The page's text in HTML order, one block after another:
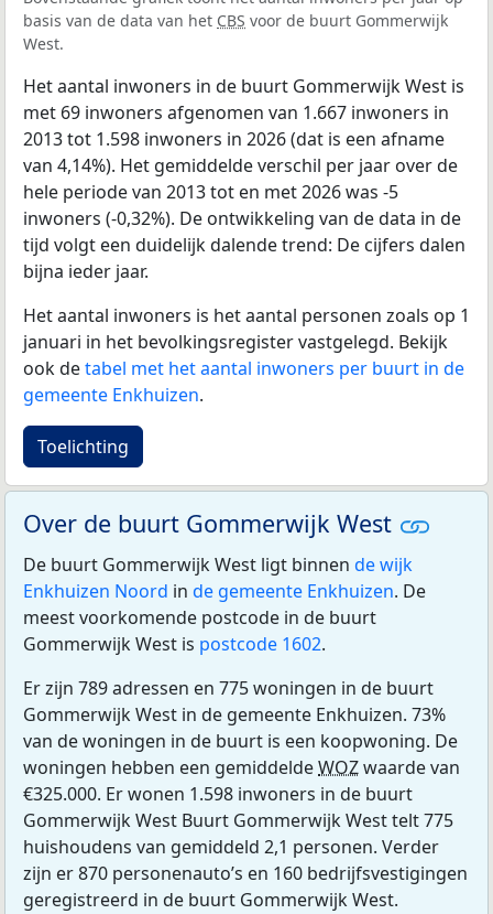
basis van de data van het CBS voor de buurt Gommerwijk
West.
Het aantal inwoners in de buurt Gommerwijk West is
met 69 inwoners afgenomen van 1.667 inwoners in
2013 tot 1.598 inwoners in 2026 (dat is een afname
van 4,14%). Het gemiddelde verschil per jaar over de
hele periode van 2013 tot en met 2026 was -5
inwoners (-0,32%). De ontwikkeling van de data in de
tijd volgt een duidelijk dalende trend: De cijfers dalen
bijna ieder jaar.
Het aantal inwoners is het aantal personen zoals op 1
januari in het bevolkingsregister vastgelegd. Bekijk
ook detabel met het aantal inwoners per buurt in de
gemeente Enkhuizen.
Toelichting
Over de buurt Gommerwijk West
De buurt Gommerwijk West ligt binnen de wijk
Enkhuizen Noord in de gemeente Enkhuizen. De
meest voorkomende postcode in de buurt
Gommerwijk West is postcode 1602.
Er zijn 789 adressen en 775 woningen in de buurt
Gommerwijk West in de gemeente Enkhuizen. 73%
van de woningen in de buurt is een koopwoning. De
woningen hebben een gemiddeldeWOZwaarde van
€325.000. Er wonen 1.598 inwoners in de buurt
Gommerwijk West Buurt Gommerwijk West telt 775
huishoudens van gemiddeld 2,1 personen. Verder
zijn er 870 personenauto’s en 160 bedrijfsvestigingen
geregistreerd in de buurt Gommerwijk West.